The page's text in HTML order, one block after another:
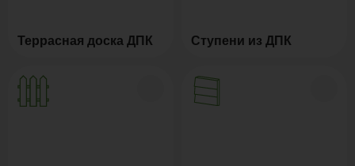
Террасная доска ДПК Ступени из ДПК